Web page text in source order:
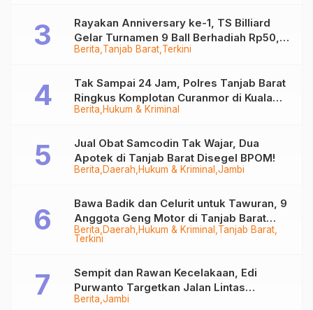
Berita Tanjab Barat Terkini
Rayakan Anniversary ke-1, TS Billiard
Gelar Turnamen 9 Ball Berhadiah Rp50,8
Juta
Berita Hukum & Kriminal
Tak Sampai 24 Jam, Polres Tanjab Barat
Ringkus Komplotan Curanmor di Kuala
Tungkal
Berita Daerah Hukum & Kriminal Jambi
Jual Obat Samcodin Tak Wajar, Dua
Apotek di Tanjab Barat Disegel BPOM!
Berita Daerah Hukum & Kriminal Tanjab Barat
Terkini
Bawa Badik dan Celurit untuk Tawuran, 9
Anggota Geng Motor di Tanjab Barat
Diringkus
Berita Jambi
Sempit dan Rawan Kecelakaan, Edi
Purwanto Targetkan Jalan Lintas
Tungkal-Jambi Mulus di 2028